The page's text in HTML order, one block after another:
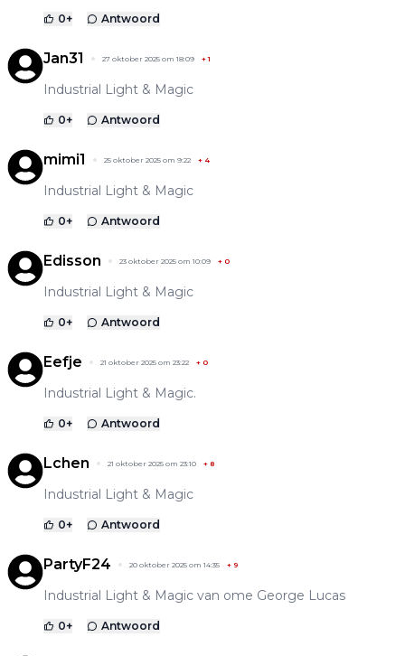
0+ Antwoord
Jan31 27 oktober 2025 om 18:09 +1
Industrial Light & Magic
0+ Antwoord
mimi1 25 oktober 2025 om 9:22 + 4
Industrial Light & Magic
0+ Antwoord
Edisson 23 oktober 2025 om 10:09 + 0
Industrial Light & Magic
0+ Antwoord
Eefje 21 oktober 2025 om 23:22 + 0
Industrial Light & Magic.
0+ Antwoord
Lchen 21 oktober 2025 om 23:10 + 8
Industrial Light & Magic
0+ Antwoord
PartyF24 20 oktober 2025 om 14:35 + 9
Industrial Light & Magic van ome George Lucas
0+ Antwoord